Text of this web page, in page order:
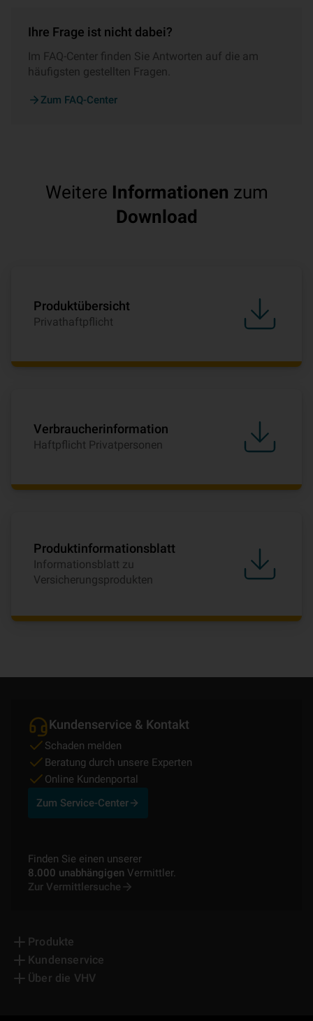
Ihre Frage ist nicht dabei?
Im FAQ-Center finden Sie Antworten auf die am
häufigsten gestellten Fragen.
Zum FAQ-Center
Weitere Informationen zum
Download
Produktübersicht
Privathaftpflicht
Verbraucherinformation
Haftpflicht Privatpersonen
Produktinformationsblatt
Informationsblatt zu
Versicherungsprodukten
Kundenservice & Kontakt
Schaden melden
Beratung durch unsere Experten
Online Kundenportal
Zum Service-Center
Finden Sie einen unserer
8.000 unabhängigen Vermittler.
Zur Vermittlersuche
Produkte
Kundenservice
Über die VHV